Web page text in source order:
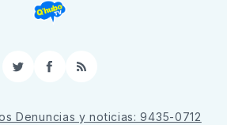
TwitterFacebook
RSS
Denuncias y noticias: 9435-0712